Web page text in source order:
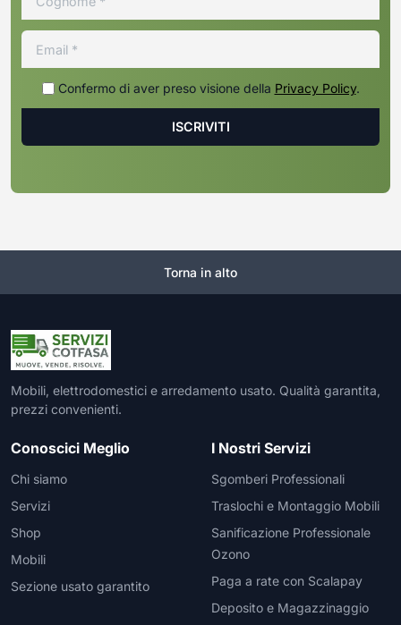
Confermo di aver preso visione della Privacy Policy.
Torna in alto
Mobili, elettrodomestici e arredamento usato. Qualità garantita,
prezzi convenienti.
Conoscici Meglio
Chi siamo
Servizi
Shop
Mobili
Sezione usato garantito
I Nostri Servizi
Sgomberi Professionali
Traslochi e Montaggio Mobili
Sanificazione Professionale
Ozono
Paga a rate con Scalapay
Deposito e Magazzinaggio